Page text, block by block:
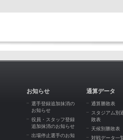
お知らせ
選手登録追加抹消の
お知らせ
役員・スタッフ登録
追加抹消のお知らせ
出場停止選手のお知
通算データ
通算勝敗表
スタジアム別
敗表
天候別勝敗表
対戦データ一